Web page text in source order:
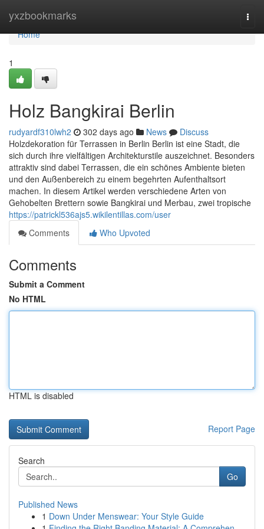
yxzbookmarks
Home
Home
1
Holz Bangkirai Berlin
rudyardf310lwh2 302 days ago News
Discuss
Holzdekoration für Terrassen in Berlin Berlin ist eine Stadt, die
sich durch ihre vielfältigen Architekturstile auszeichnet. Besonders
attraktiv sind dabei Terrassen, die ein schönes Ambiente bieten
und den Außenbereich zu einem begehrten Aufenthaltsort
machen. In diesem Artikel werden verschiedene Arten von
Gehobelten Brettern sowie Bangkirai und Merbau, zwei tropische
https://patrickl536ajs5.wikilentillas.com/user
Comments
Who Upvoted
Comments
Submit a Comment
No HTML
HTML is disabled
Report Page
Search
Go
Published News
1 Down Under Menswear: Your Style Guide